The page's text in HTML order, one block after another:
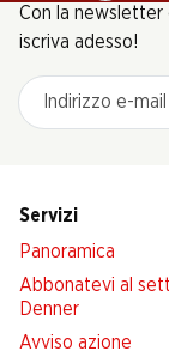
Con la newsletter
iscriva adesso!
Indirizzo e-mail
Servizi
Panoramica
Abbonatevi al
Denner
Avviso azione